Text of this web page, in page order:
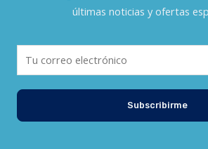
últimas noticias y ofertas
Subscribirme